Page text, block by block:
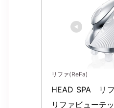
リファ(ReFa)
HEAD SPA　リ
リファビューテ